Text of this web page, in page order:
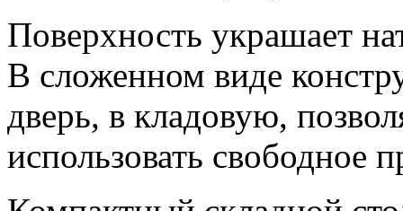
Поверхность украшает
В сложенном виде
дверь, в кладовую,
использовать свободное